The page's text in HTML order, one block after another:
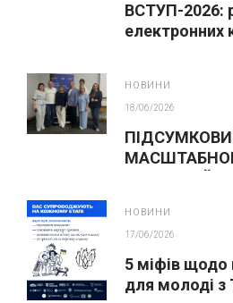
ВСТУП-2026:
електронних
НОВИНИ
18/06/2026
НОВИНИ
17/06/2026
5 міфів щодо
для молоді з